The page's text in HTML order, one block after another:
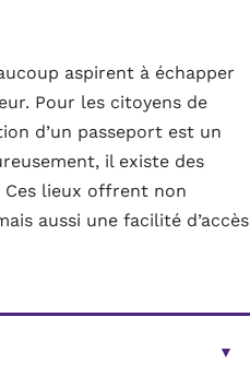
aspirent à échapper
Pour les citoyens de
d’un passeport est un
il existe des
Ces lieux offrent non
aussi une facilité d’accès